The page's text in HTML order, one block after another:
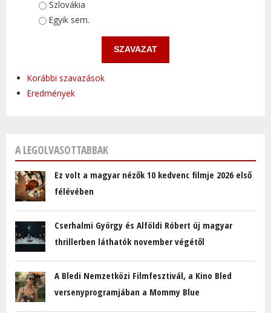
Szlovákia
Egyik sem.
Korábbi szavazások
Eredmények
A LEGOLVASOTTABBAK
Ez volt a magyar nézők 10 kedvenc filmje 2026 első
félévében
Cserhalmi György és Alföldi Róbert új magyar
thrillerben láthatók november végétől
A Bledi Nemzetközi Filmfesztivál, a Kino Bled
versenyprogramjában a Mommy Blue